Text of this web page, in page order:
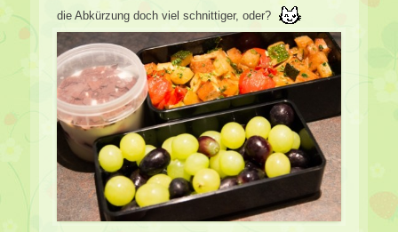
die Abkürzung doch viel schnittiger, oder?